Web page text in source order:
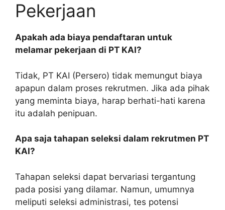
Pekerjaan
Apakah ada biaya pendaftaran untuk
melamar pekerjaan di PT KAI?
Tidak, PT KAI (Persero) tidak memungut biaya
apapun dalam proses rekrutmen. Jika ada pihak
yang meminta biaya, harap berhati-hati karena
itu adalah penipuan.
Apa saja tahapan seleksi dalam rekrutmen PT
KAI?
Tahapan seleksi dapat bervariasi tergantung
pada posisi yang dilamar. Namun, umumnya
meliputi seleksi administrasi, tes potensi